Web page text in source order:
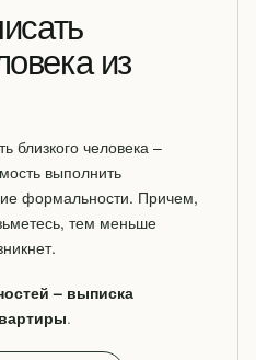
из
близкого человека –
выполнить
формальности. Причем,
тем меньше
– выписка
.